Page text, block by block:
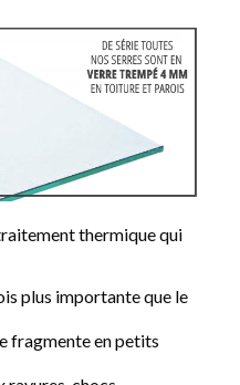
thermique qui
plus importante que le
fragmente en petits